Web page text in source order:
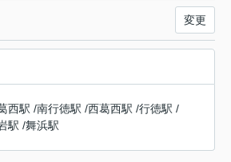
変更
西駅 /南行徳駅 /西葛西駅 /行徳駅 /
駅 /舞浜駅